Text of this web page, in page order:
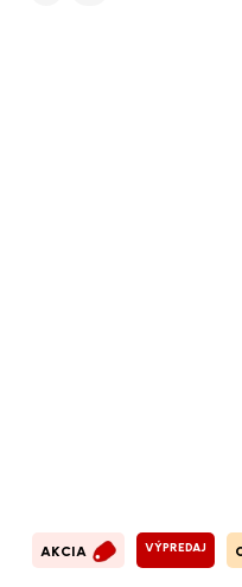
AKCIA VÝPREDAJ